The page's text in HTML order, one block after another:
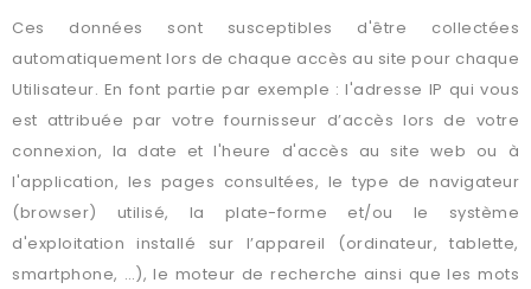
Ces données sont susceptibles d'être collectées
automatiquement lors de chaque accès au site pour chaque
Utilisateur. En font partie par exemple : l'adresse IP qui vous
est attribuée par votre fournisseur d’accès lors de votre
connexion, la date et l'heure d'accès au site web ou à
l'application, les pages consultées, le type de navigateur
(browser) utilisé, la plate-forme et/ou le système
d'exploitation installé sur l’appareil (ordinateur, tablette,
smartphone, …), le moteur de recherche ainsi que les mots